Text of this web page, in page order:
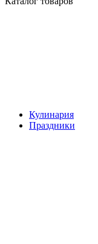
Кулинария
Праздники